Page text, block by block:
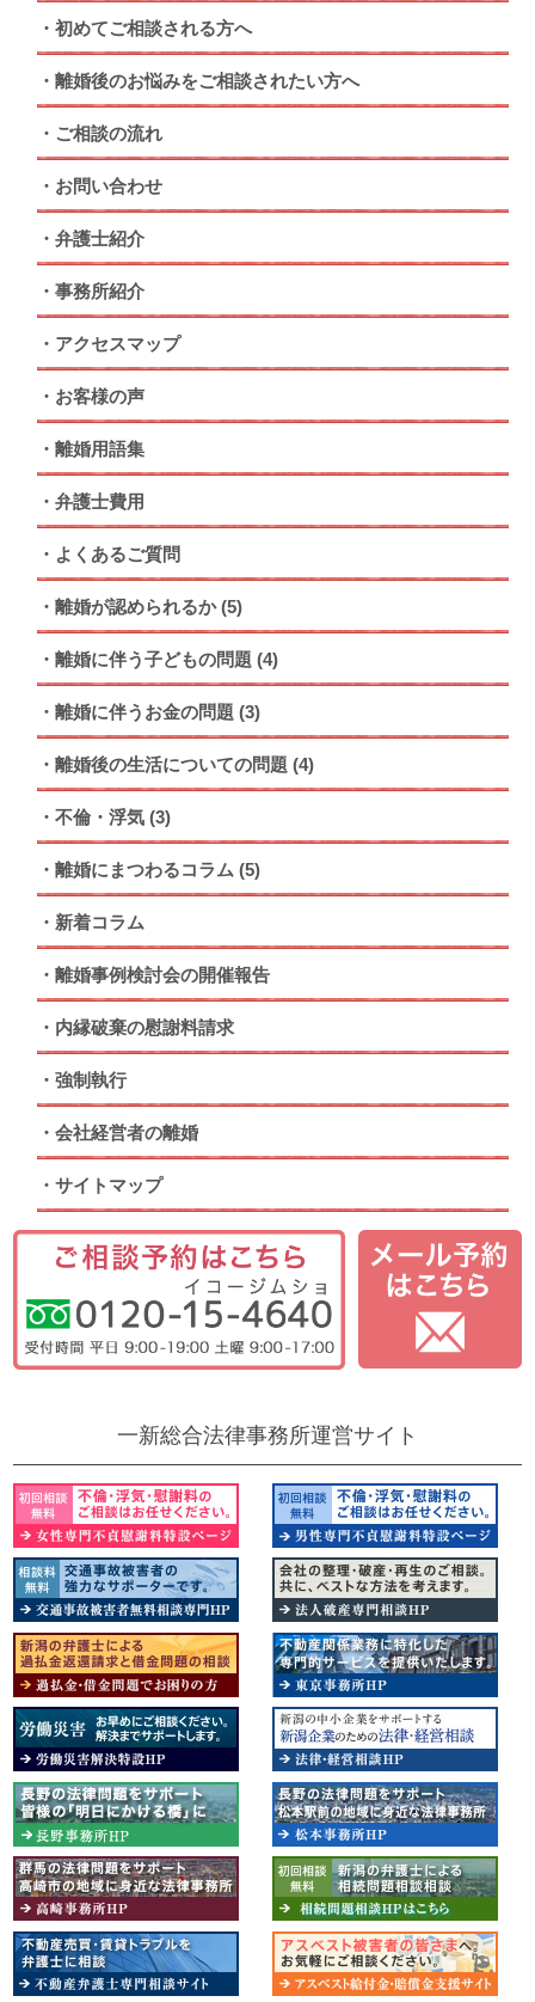
初めてご相談される方へ
離婚後のお悩みをご相談されたい方へ
ご相談の流れ
お問い合わせ
弁護士紹介
事務所紹介
アクセスマップ
お客様の声
離婚用語集
弁護士費用
よくあるご質問
離婚が認められるか (5)
離婚に伴う子どもの問題 (4)
離婚に伴うお金の問題 (3)
離婚後の生活についての問題 (4)
不倫・浮気 (3)
離婚にまつわるコラム (5)
新着コラム
離婚事例検討会の開催報告
内縁破棄の慰謝料請求
強制執行
会社経営者の離婚
サイトマップ
一新総合法律事務所運営サイト